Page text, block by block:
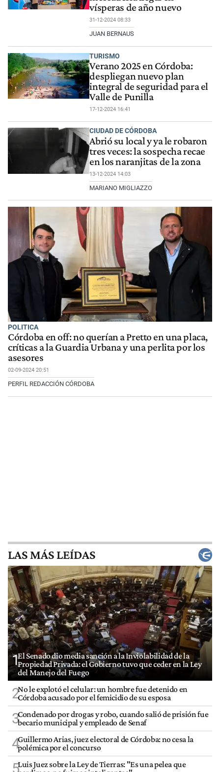
vísperas de año nuevo
31-12-2024 08:33
JUAN BERNAUS
TURISMO
Verano 2025 en Córdoba:
despliegan nuevo plan
integral de seguridad para el
Valle de Punilla
17-12-2024 16:41
CIUDAD DE CÓRDOBA
Abrió su local y ya le robaron
tres veces: la sospecha recae
en los naranjitas de la zona
13-12-2024 14:03
MARIANO MIGLIAZZO
POLITICA
Córdoba en off: no querían a Pretto en una placa,
críticas a la Guardia Urbana y una perlita por los
asesores
02-09-2024 20:51
PERFIL REDACCIÓN CÓRDOBA
LAS MÁS LEÍDAS
1El Senado dio media sanción a la Inviolabilidad de la
Propiedad Privada: el Gobierno tuvo que ceder en la Ley
del Manejo del Fuego
2No le explotó el celular: un hombre fue detenido en
Córdoba acusado por el femicidio de su esposa
3Condenado por drogas y robo, cuando salió de prisión fue
becario municipal y empleado de Senaf
4Guillermo Arias, juez electoral de Córdoba: no cesa la
polémica por el concurso
5Luis Juez sobre la Ley de Tierras: "Es una pelea que